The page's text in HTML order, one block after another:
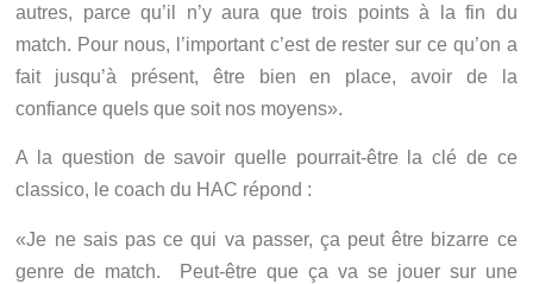
autres, parce qu’il n’y aura que trois points à la fin du
match. Pour nous, l’important c’est de rester sur ce qu’on a
fait jusqu’à présent, être bien en place, avoir de la
confiance quels que soit nos moyens».
A la question de savoir quelle pourrait-être la clé de ce
classico, le coach du HAC répond :
«Je ne sais pas ce qui va passer, ça peut être bizarre ce
genre de match. Peut-être que ça va se jouer sur une